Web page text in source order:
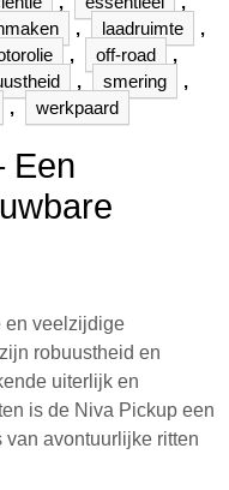
, laadruimte
,
, off-road
,
, smering
,
, werkpaard
Een
en veelzijdige
robuustheid en
uiterlijk en
is de Niva Pickup een
avontuurlijke ritten